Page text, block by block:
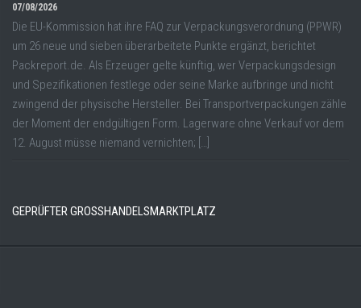
07/08/2026
Die EU-Kommission hat ihre FAQ zur Verpackungsverordnung (PPWR)
um 26 neue und sieben überarbeitete Punkte ergänzt, berichtet
Packreport.de. Als Erzeuger gelte künftig, wer Verpackungsdesign
und Spezifikationen festlege oder seine Marke aufbringe und nicht
zwingend der physische Hersteller. Bei Transportverpackungen zähle
der Moment der endgültigen Form. Lagerware ohne Verkauf vor dem
12. August müsse niemand vernichten; […]
GEPRÜFTER GROSSHANDELSMARKTPLATZ